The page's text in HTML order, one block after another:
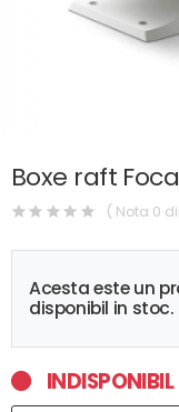
Boxe raft
( Nota 0
Acesta este un
disponibil in stoc.
INDISPONIBIL